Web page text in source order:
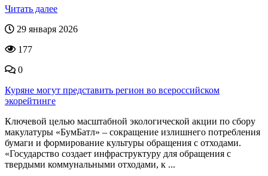
Читать далее
29 января 2026
177
0
Куряне могут представить регион во всероссийском
экорейтинге
Ключевой целью масштабной экологической акции по сбору
макулатуры «БумБатл» – сокращение излишнего потребления
бумаги и формирование культуры обращения с отходами.
«Государство создает инфраструктуру для обращения с
твердыми коммунальными отходами, к ...